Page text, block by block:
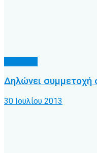
Δηλώνει συμμετοχή
30 Ιουλίου 2013